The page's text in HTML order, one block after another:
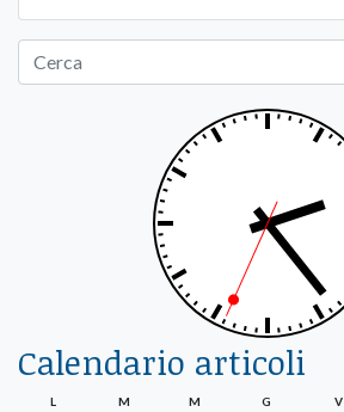
Calendario articoli
L M M G V